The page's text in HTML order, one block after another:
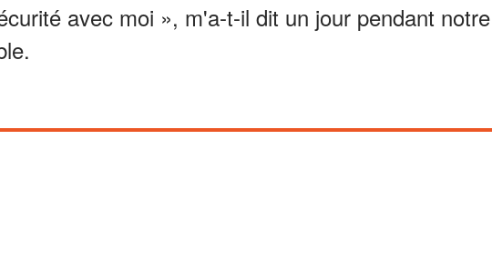
avec moi », m'a-t-il dit un jour pendant